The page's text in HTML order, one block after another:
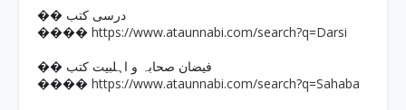
�� درسی کتب
���� https://www.ataunnabi.com/search?q=Darsi
�� فیضان صحابہ و اہلبیت کتب
���� https://www.ataunnabi.com/search?q=Sahaba